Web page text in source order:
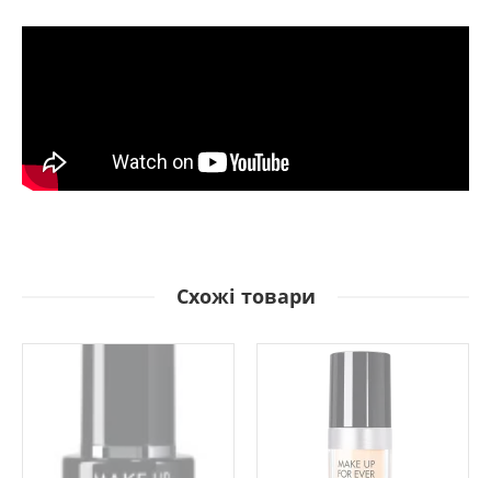
Схожі товари